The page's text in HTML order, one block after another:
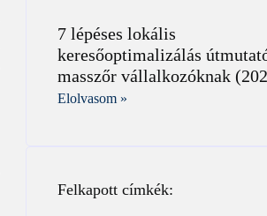
7 lépéses lokális
keresőoptimalizálás
masszőr vállalkozóknak
Elolvasom »
Felkapott címkék: